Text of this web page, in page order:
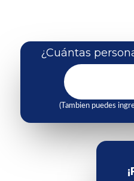
¿Cuántas
(Tambien puedes